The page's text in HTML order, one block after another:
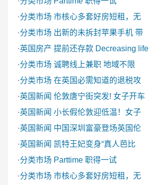
·分类市场 市核心多套好房短租，无
·分类市场 出新的未拆封苹果手机 带
·英国房产 提前还存款 Decreasing life
·分类市场 诚聘线上兼职 地域不限
·分类市场 在英国必需知道的退税攻
·英国新闻 伦敦唐宁街突发! 女子开车
·英国新闻 小长假伦敦迎低温！女子
·英国新闻 中国深圳富豪登场英国伦
·英国新闻 凯特王妃变身“真人芭比
·分类市场 Parttime 职得一试
·分类市场 市核心多套好房短租，无